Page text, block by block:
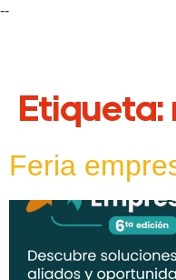
--
Etiqueta:
Feria